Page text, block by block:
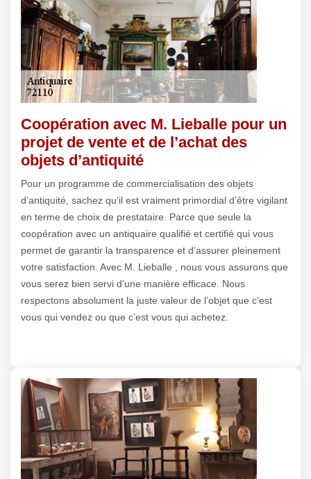
Coopération avec M. Lieballe pour un
projet de vente et de l’achat des
objets d’antiquité
Pour un programme de commercialisation des objets
d’antiquité, sachez qu’il est vraiment primordial d’être vigilant
en terme de choix de prestataire. Parce que seule la
coopération avec un antiquaire qualifié et certifié qui vous
permet de garantir la transparence et d’assurer pleinement
votre satisfaction. Avec M. Lieballe , nous vous assurons que
vous serez bien servi d’une manière efficace. Nous
respectons absolument la juste valeur de l’objet que c’est
vous qui vendez ou que c’est vous qui achetez.